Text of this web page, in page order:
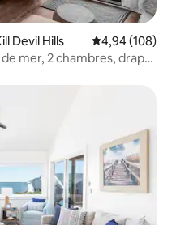
Devil Hills Évaluation
4,94 (108)
mer, 2 chambres, draps
appréciés